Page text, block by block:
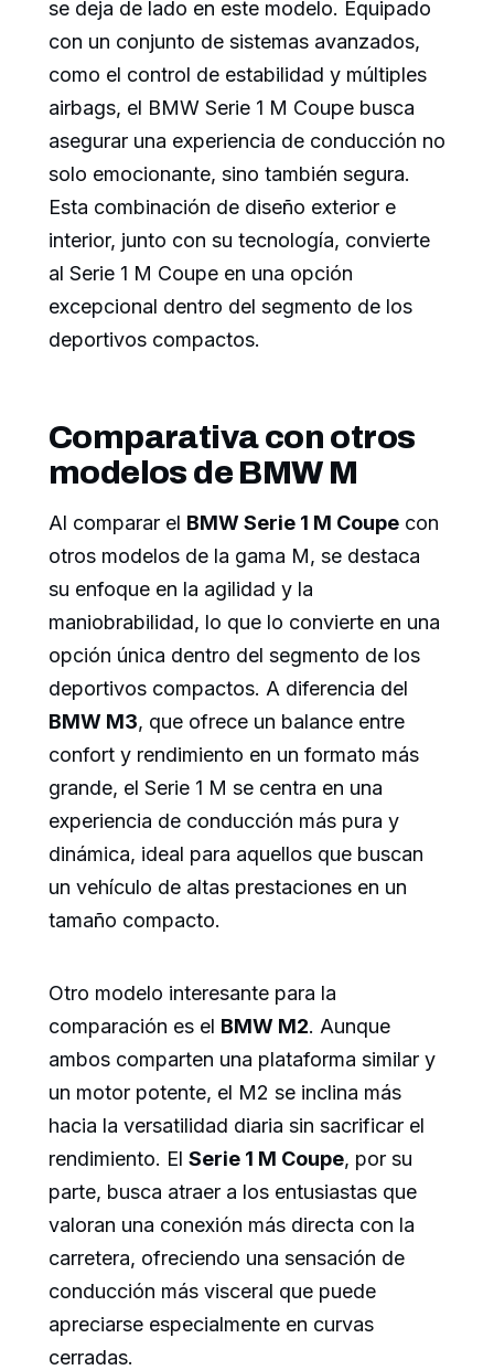
se deja de lado en este modelo. Equipado
con un conjunto de sistemas avanzados,
como el control de estabilidad y múltiples
airbags, el BMW Serie 1 M Coupe busca
asegurar una experiencia de conducción no
solo emocionante, sino también segura.
Esta combinación de diseño exterior e
interior, junto con su tecnología, convierte
al Serie 1 M Coupe en una opción
excepcional dentro del segmento de los
deportivos compactos.
Comparativa con otros
modelos de BMW M
Al comparar el BMW Serie 1 M Coupe con
otros modelos de la gama M, se destaca
su enfoque en la agilidad y la
maniobrabilidad, lo que lo convierte en una
opción única dentro del segmento de los
deportivos compactos. A diferencia del
BMW M3, que ofrece un balance entre
confort y rendimiento en un formato más
grande, el Serie 1 M se centra en una
experiencia de conducción más pura y
dinámica, ideal para aquellos que buscan
un vehículo de altas prestaciones en un
tamaño compacto.
Otro modelo interesante para la
comparación es el BMW M2. Aunque
ambos comparten una plataforma similar y
un motor potente, el M2 se inclina más
hacia la versatilidad diaria sin sacrificar el
rendimiento. El Serie 1 M Coupe, por su
parte, busca atraer a los entusiastas que
valoran una conexión más directa con la
carretera, ofreciendo una sensación de
conducción más visceral que puede
apreciarse especialmente en curvas
cerradas.